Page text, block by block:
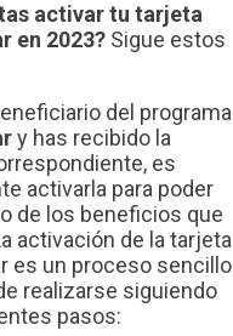
activar tu tarjeta
en 2023? Sigue estos
del programa
y has recibido la
es
activarla para poder
de los beneficios que
activación de la tarjeta
es un proceso sencillo
realizarse siguiendo
pasos: